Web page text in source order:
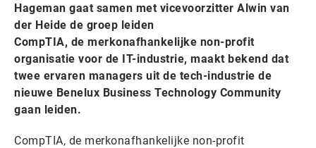
Hageman gaat samen met vicevoorzitter Alwin van
der Heide de groep leiden
CompTIA, de merkonafhankelijke non-profit
organisatie voor de IT-industrie, maakt bekend dat
twee ervaren managers uit de tech-industrie de
nieuwe Benelux Business Technology Community
gaan leiden.
CompTIA, de merkonafhankelijke non-profit